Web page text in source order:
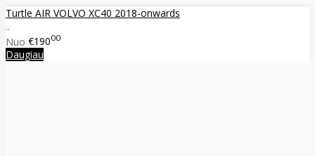
Turtle AIR VOLVO XC40 2018-onwards
..
Nuo €19000
Daugiau